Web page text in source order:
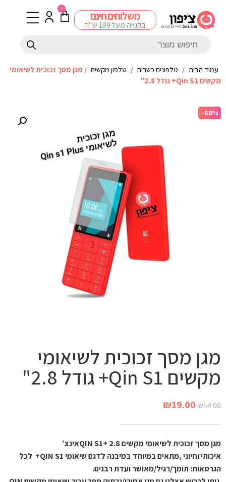
משלוחים חינם
בקנייה מעל 199 ש"ח
0
עמוד הבית / טלפונים כשרים / טלפון מקשים / מגן מסך זכוכית לשיאומי
מקשים Qin S1+ גודל 2.8"
-68%
מגן מסך זכוכית לשיאומי
מקשים Qin S1+ גודל 2.8"
₪59.00
₪19.00
מגן מסך זכוכית לשיאומי מקשים QIN S1+ 2.8אינצ’
איכותי וחיוני ,מתאים במיוחד במיבנה לדגם שיאומי
QIN S1+ לכל
הגרסאות: תומך/רגיל/מאושר ועדת רבנים.